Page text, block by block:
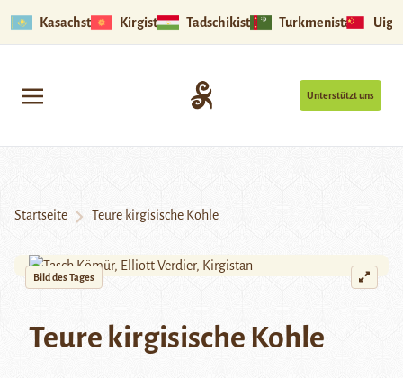
Kasachstan Kirgistan Tadschikistan Turkmenistan
Unterstützt uns
Startseite Teure kirgisische Kohle
Bild des Tages
Teure kirgisische Kohle